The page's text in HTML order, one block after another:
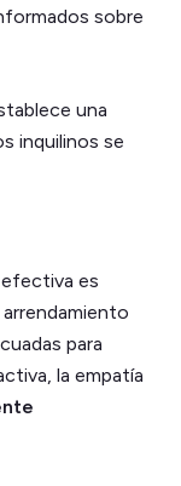
sobre
una
inquilinos se
es
para
la empatía